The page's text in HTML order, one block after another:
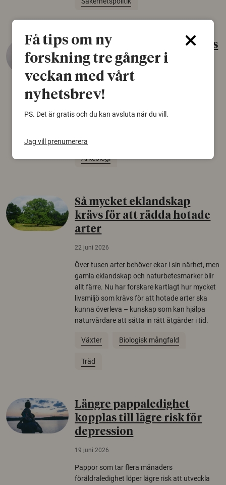
Gammalt skinn var Sveriges
äldsta sko
22 juni 2026
Det som arkeologer länge trodde var en
gammal sko. Fyndet bär spår av romerskt
Norden.
Arkeologi
Så mycket eklandskap
krävs för att rädda hotade
arter
22 juni 2026
Över tusen arter behöver ekar i sin närhet, men
gamla eklandskap och naturbetesmarker blir
allt färre. Nu har forskare kartlagt hur mycket
livsmiljö som krävs för att hotade arter ska
kunna överleva – kunskap som kan hjälpa
naturvårdare att sätta in rätt åtgärder i tid.
Växter Biologisk mångfald
Träd
Längre pappaledighet
kopplas till lägre risk för
depression
19 juni 2026
Pappor som tar flera månaders
föräldraledighet löper lägre risk att utveckla
Få tips om ny
forskning tre gånger i
veckan med vårt
nyhetsbrev!
PS. Det är gratis och du kan avsluta när du vill.
Jag vill prenumerera